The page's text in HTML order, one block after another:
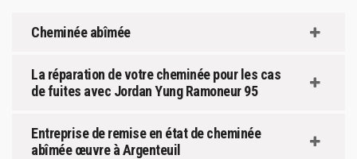
Cheminée abîmée
La réparation de votre cheminée pour les cas
de fuites avec Jordan Yung Ramoneur 95
Entreprise de remise en état de cheminée
abîmée œuvre à Argenteuil